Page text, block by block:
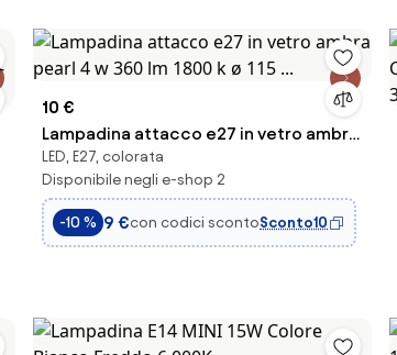
10 €
Lampadina attacco e27 in vetro ambra
pearl 4 w 360 lm 1800 k ø 115 ...
LED, E27, colorata
Disponibile negli e-shop 2
-10 % 9 €con codici scontoSconto10